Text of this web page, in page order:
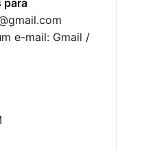
para
e-mail: Gmail /